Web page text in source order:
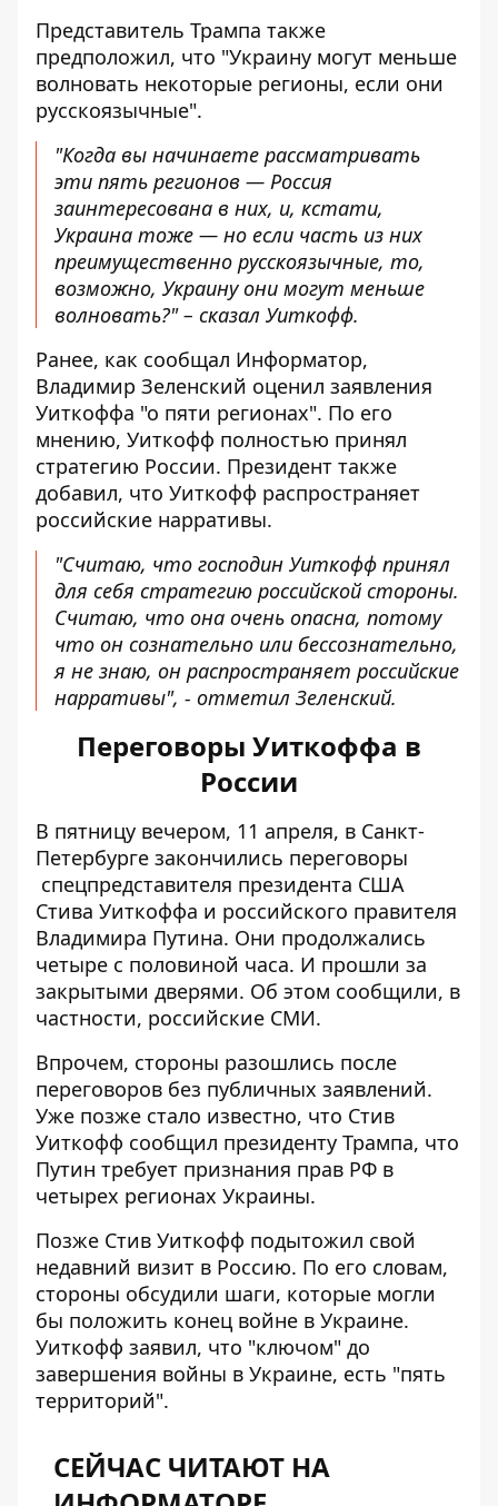
Представитель Трампа также
предположил, что "Украину могут меньше
волновать некоторые регионы, если они
русскоязычные".
"Когда вы начинаете рассматривать
эти пять регионов — Россия
заинтересована в них, и, кстати,
Украина тоже — но если часть из них
преимущественно русскоязычные, то,
возможно, Украину они могут меньше
волновать?" – сказал Уиткофф.
Ранее, как сообщал Информатор,
Владимир Зеленский оценил заявления
Уиткоффа "о пяти регионах". По его
мнению, Уиткофф полностью принял
стратегию России. Президент также
добавил, что Уиткофф распространяет
российские нарративы.
"Считаю, что господин Уиткофф принял
для себя стратегию российской стороны.
Считаю, что она очень опасна, потому
что он сознательно или бессознательно,
я не знаю, он распространяет российские
нарративы", - отметил Зеленский.
Переговоры Уиткоффа в
России
В пятницу вечером, 11 апреля, в Санкт-
Петербурге закончились переговоры
спецпредставителя президента США
Стива Уиткоффа и российского правителя
Владимира Путина. Они продолжались
четыре с половиной часа. И прошли за
закрытыми дверями. Об этом сообщили, в
частности, российские СМИ.
Впрочем, стороны разошлись после
переговоров без публичных заявлений.
Уже позже стало известно, что Стив
Уиткофф сообщил президенту Трампа, что
Путин требует признания прав РФ в
четырех регионах Украины.
Позже Стив Уиткофф подытожил свой
недавний визит в Россию. По его словам,
стороны обсудили шаги, которые могли
бы положить конец войне в Украине.
Уиткофф заявил, что "ключом" до
завершения войны в Украине, есть "пять
территорий".
СЕЙЧАС ЧИТАЮТ НА